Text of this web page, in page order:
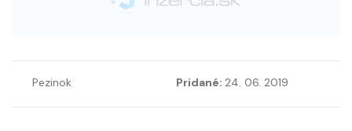
Pezinok Pridané: 24. 06. 2019